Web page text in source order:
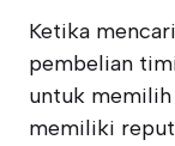
Ketika
pembelian
untuk
memiliki